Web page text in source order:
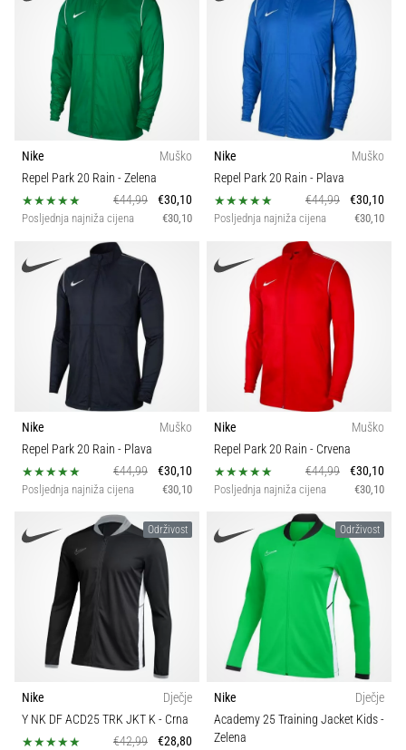
Nike
Muško
Repel Park 20 Rain - Zelena
€44,99
€30,10
Posljednja najniža cijena €30,10
Nike
Muško
Repel Park 20 Rain - Plava
€44,99
€30,10
Posljednja najniža cijena €30,10
Nike
Muško
Repel Park 20 Rain - Plava
€44,99
€30,10
Posljednja najniža cijena €30,10
Nike
Muško
Repel Park 20 Rain - Crvena
€44,99
€30,10
Posljednja najniža cijena €30,10
Održivost
Nike
Dječje
Y NK DF ACD25 TRK JKT K- Crna
€42,99
€28,80
Održivost
Nike
Dječje
Academy 25 Training Jacket Kids-
Zelena